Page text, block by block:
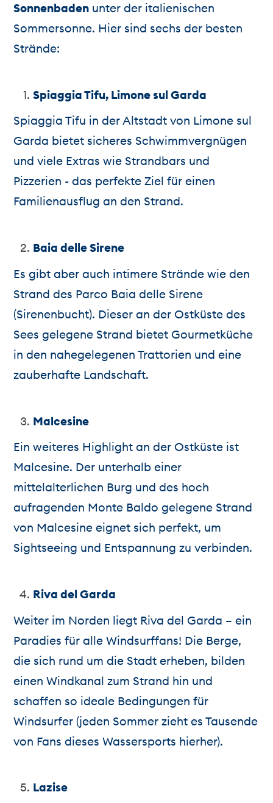
Sonnenbaden unter der italienischen
Sommersonne. Hier sind sechs der besten
Strände:
Spiaggia Tifu, Limone sul Garda
Spiaggia Tifu in der Altstadt von Limone sul
Garda bietet sicheres Schwimmvergnügen
und viele Extras wie Strandbars und
Pizzerien - das perfekte Ziel für einen
Familienausflug an den Strand.
Baia delle Sirene
Es gibt aber auch intimere Strände wie den
Strand des Parco Baia delle Sirene
(Sirenenbucht). Dieser an der Ostküste des
Sees gelegene Strand bietet Gourmetküche
in den nahegelegenen Trattorien und eine
zauberhafte Landschaft.
Malcesine
Ein weiteres Highlight an der Ostküste ist
Malcesine. Der unterhalb einer
mittelalterlichen Burg und des hoch
aufragenden Monte Baldo gelegene Strand
von Malcesine eignet sich perfekt, um
Sightseeing und Entspannung zu verbinden.
Riva del Garda
Weiter im Norden liegt Riva del Garda – ein
Paradies für alle Windsurffans! Die Berge,
die sich rund um die Stadt erheben, bilden
einen Windkanal zum Strand hin und
schaffen so ideale Bedingungen für
Windsurfer (jeden Sommer zieht es Tausende
von Fans dieses Wassersports hierher).
Lazise